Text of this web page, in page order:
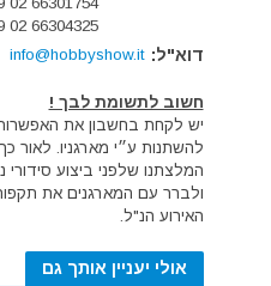
02 66304325
דוא"ל: info@hobbyshow.it
חשוב לתשומת לבך !
יש לקחת בחשבון את האפשרות
להשתנות ע״י מארגניו. לאור
המלצתנו שלפני ביצוע
ולברר עם המארגנים את
האירוע הנ"ל.
אולי יעניין אותך גם